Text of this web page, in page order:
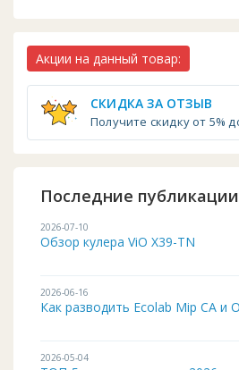
Акции на данный товар:
СКИДКА ЗА ОТЗЫВ
Получите скидку от 5%
Последние публикации
2026-07-10
Обзор кулера ViO X39-TN
2026-06-16
Как разводить Ecolab Mip CA и
2026-05-04